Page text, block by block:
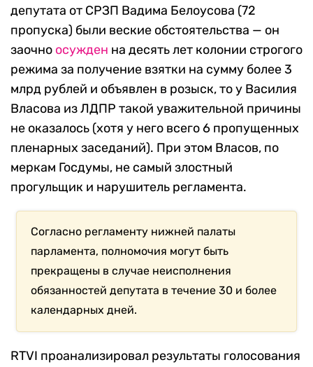
депутата от СРЗП Вадима Белоусова (72
пропуска) были веские обстоятельства — он
заочно осужден на десять лет колонии строгого
режима за получение взятки на сумму более 3
млрд рублей и объявлен в розыск, то у Василия
Власова из ЛДПР такой уважительной причины
не оказалось (хотя у него всего 6 пропущенных
пленарных заседаний). При этом Власов, по
меркам Госдумы, не самый злостный
прогульщик и нарушитель регламента.
Согласно регламенту нижней палаты
парламента, полномочия могут быть
прекращены в случае неисполнения
обязанностей депутата в течение 30 и более
календарных дней.
RTVI проанализировал результаты голосования